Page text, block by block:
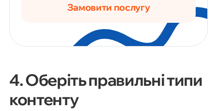
Замовити послугу
4. Оберіть правильні типи
контенту